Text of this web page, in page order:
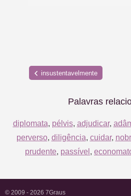
insustentavelmente
Palavras
diplomata, pélvis, adjudicar,
perverso, diligência, cuidar,
prudente, passível ,
© 2009 - 2026 7Graus